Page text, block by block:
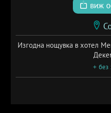
виж
Изгодна нощувка в хотел
+ без